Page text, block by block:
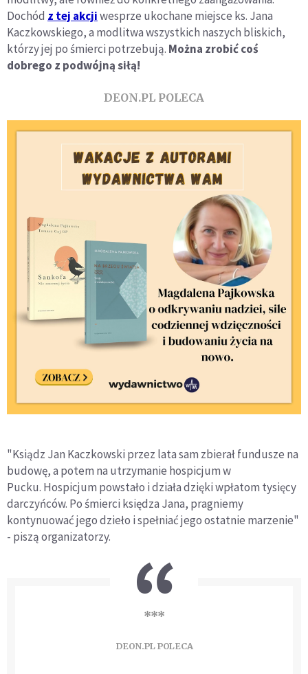
Dochód z tej akcjiwesprze ukochane miejsce ks. Jana
Kaczkowskiego, a modlitwa wszystkich naszych bliskich,
którzy jej po śmierci potrzebują. Można zrobić coś
dobrego z podwójną siłą!
DEON.PL POLECA
"Ksiądz Jan Kaczkowski przez lata sam zbierał fundusze na
budowę, a potem na utrzymanie hospicjum w
Pucku. Hospicjum powstało i działa dzięki wpłatom tysięcy
darczyńców. Po śmierci księdza Jana, pragniemy
kontynuować jego dzieło i spełniać jego ostatnie marzenie"
- piszą organizatorzy.
***
DEON.PL POLECA